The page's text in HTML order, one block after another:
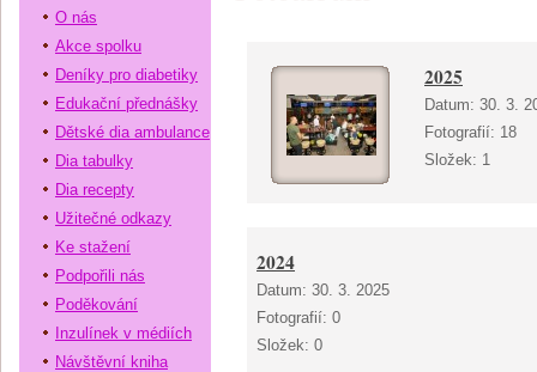
2025
Datum: 30. 3.
Fotografií: 18
Složek: 1
2024
Datum: 30. 3. 2025
Fotografií: 0
Složek: 0
O nás
Akce spolku
Deníky pro diabetiky
Edukační přednášky
Dětské dia ambulance
Dia tabulky
Dia recepty
Užitečné odkazy
Ke stažení
Podpořili nás
Poděkování
Inzulínek v médiích
Návštěvní kniha